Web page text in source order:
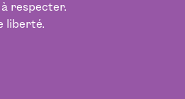
respecter.
liberté.